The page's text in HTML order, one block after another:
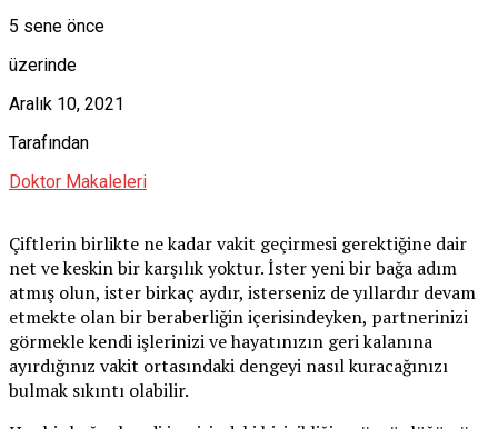
5 sene önce
üzerinde
Aralık 10, 2021
Tarafından
Doktor Makaleleri
Çiftlerin birlikte ne kadar vakit geçirmesi gerektiğine dair
net ve keskin bir karşılık yoktur. İster yeni bir bağa adım
atmış olun, ister birkaç aydır, isterseniz de yıllardır devam
etmekte olan bir beraberliğin içerisindeyken, partnerinizi
görmekle kendi işlerinizi ve hayatınızın geri kalanına
ayırdığınız vakit ortasındaki dengeyi nasıl kuracağınızı
bulmak sıkıntı olabilir.